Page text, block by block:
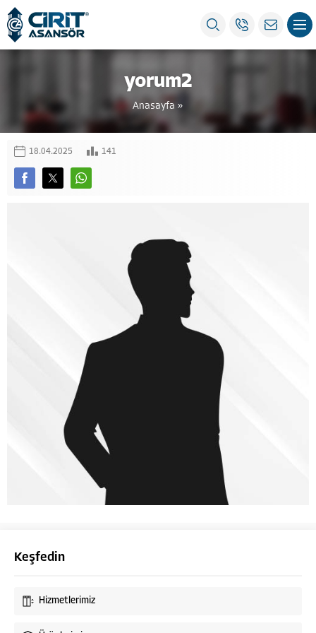
yorum2
Anasayfa »
18.04.2025 141
Keşfedin
Hizmetlerimiz